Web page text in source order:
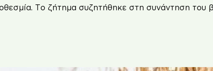
Το ζήτημα συζητήθηκε στη συνάντηση του